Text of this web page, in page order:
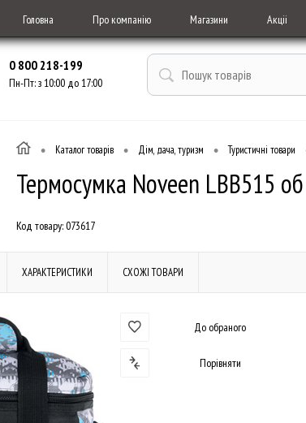
Головна Про компанію Магазини Акціі
0 800 218-199
Пн-Пт: з 10:00 до 17:00
• Каталог товарів • Дім, дача, туризм • Туристичні товари
Термосумка Noveen LBB515
Код товару:073617
ХАРАКТЕРИСТИКИ СХОЖІ ТОВАРИ
До обраного
Порівняти